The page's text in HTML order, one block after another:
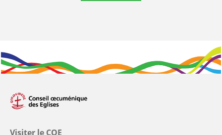
Visiter le COE